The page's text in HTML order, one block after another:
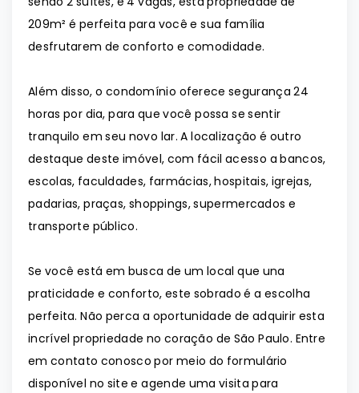
209m² é perfeita para você e sua família
desfrutarem de conforto e comodidade.
Além disso, o condomínio oferece segurança 24
horas por dia, para que você possa se sentir
tranquilo em seu novo lar. A localização é outro
destaque deste imóvel, com fácil acesso a bancos,
escolas, faculdades, farmácias, hospitais, igrejas,
padarias, praças, shoppings, supermercados e
transporte público.
Se você está em busca de um local que una
praticidade e conforto, este sobrado é a escolha
perfeita. Não perca a oportunidade de adquirir esta
incrível propriedade no coração de São Paulo. Entre
em contato conosco por meio do formulário
disponível no site e agende uma visita para